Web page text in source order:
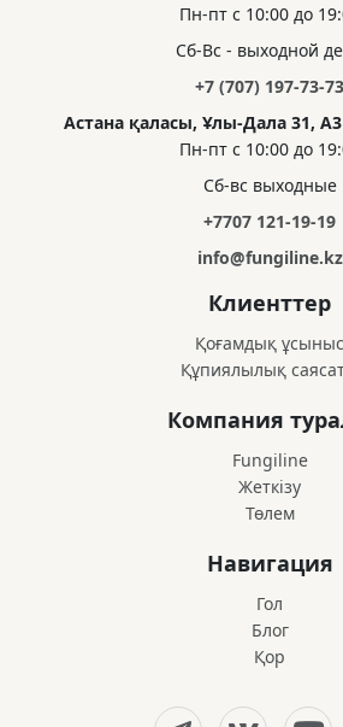
Пн-пт с 10:00 до
Сб-Вс - выходной
+7 (707) 197-73-73
Астана қаласы, Ұлы-Дала 31,
Пн-пт с 10:00 до
Сб-вс выходные
+7707 121-19-19
info@fungiline.kz
Клиенттер
Қоғамдық ұсыныс
Құпиялылық
Компания
Fungiline
Жеткізу
Төлем
Навигация
Гол
Блог
Қор